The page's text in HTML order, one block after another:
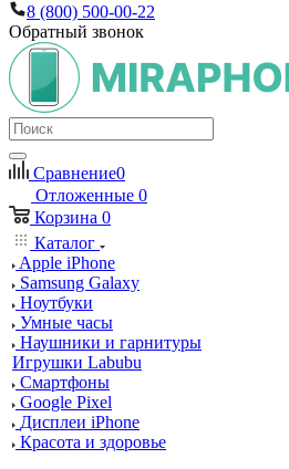
8 (800) 500-00-22
Обратный звонок
Сравнение0
Отложенные 0
Корзина 0
Каталог
Apple iPhone
Samsung Galaxy
Ноутбуки
Умные часы
Наушники и гарнитуры
Игрушки Labubu
Смартфоны
Google Pixel
Дисплеи iPhone
Красота и здоровье